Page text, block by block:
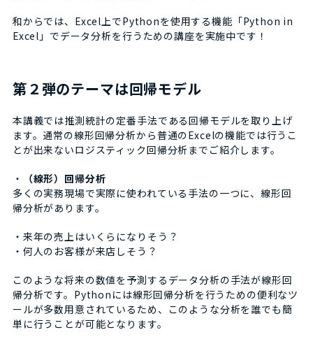
和からでは、Excel上でPythonを使用する機能「Python in
Excel」でデータ分析を行うための講座を実施中です！
第２弾のテーマは回帰モデル
本講義では推測統計の定番手法である回帰モデルを取り上げ
ます。通常の線形回帰分析から普通のExcelの機能では行うこ
とが出来ないロジスティック回帰分析までご紹介します。
・
（線形）回帰分析
多くの実務現場で実際に使われている手法の一つに、線形回
帰分析があります。
・来年の売上はいくらになりそう？
・何人のお客様が来店しそう？
このような将来の数値を予測するデータ分析の手法が線形回
帰分析です。Pythonには線形回帰分析を行うための便利なツ
ールが多数用意されているため、このような分析を誰でも簡
単に行うことが可能となります。